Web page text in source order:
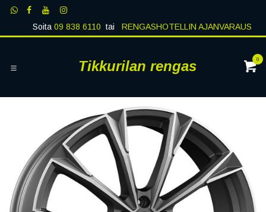
Siirry sisältöön
Soita09 838 6110 tai RENGASHOTELLIN AJANVARAUS
Tikkurilan rengas 0